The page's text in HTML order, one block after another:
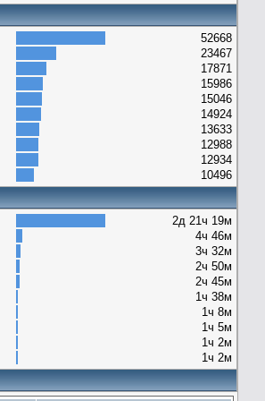
52668
23467
17871
15986
15046
14924
13633
12988
12934
10496
2д 21ч 19м
4ч 46м
3ч 32м
2ч 50м
2ч 45м
1ч 38м
1ч 8м
1ч 5м
1ч 2м
1ч 2м